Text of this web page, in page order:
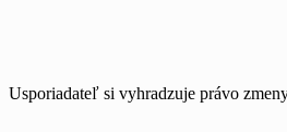
Usporiadateľ si vyhradzuje právo